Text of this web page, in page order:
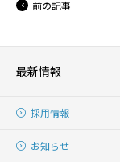
前の記事
最新情報
採用情報
お知らせ